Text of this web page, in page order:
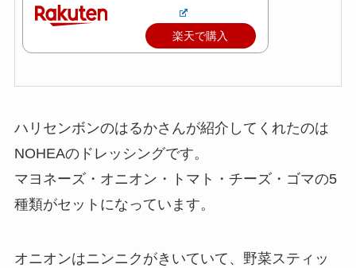
楽天で購入
ハリセンボンのはるかさんが紹介してくれたのは
NOHEAのドレッシングです。
マヨネーズ・オニオン・トマト・チーズ・ゴマの5
種類がセットになっています。
オニオンはニンニクがきいていて、野菜スティッ